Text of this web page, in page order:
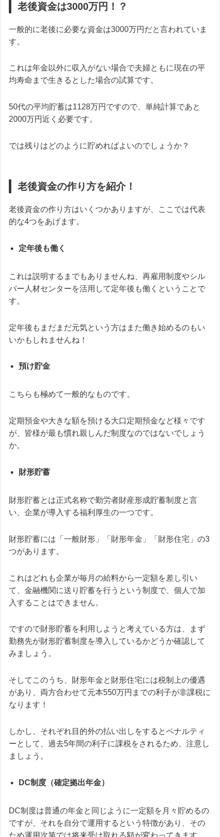
老後資金は3000万円！？
一般的に老後に必要な資金は3000万円だと言われていま
す。
これは年金以外に収入がない場合で夫婦ともに現在の平
均寿命まで生きるとした場合の試算です。
50代の平均貯蓄は1128万円ですので、単純計算であと
2000万円近く必要です。
では残りはどのように貯めればよいのでしょうか？
老後資金の作り方を紹介！
老後資金の作り方はいくつかありますが、ここでは代表
的な4つをあげます。
定年後も働く
これは説明するまでもありませんね、再雇用制度やシル
バー人材センターを活用して定年後も働くということで
す。
定年後もまだまだ元気という方はまた働き始めるのもい
いかもしれませんね！
預け貯金
こちらも極めて一般的なものです。
定期預金や大きな額を預ける大口定期預金など様々です
が、皆様が最も慣れ親しんだ制度なのではないでしょう
か。
財形貯蓄
財形貯蓄とは正式名称で勤労者財産形成貯蓄制度と言
い、企業が導入する福利厚生の一つです。
財形貯蓄には「一般財形」「財形年金」「財形住宅」の3
つがあります。
これはどれも企業が毎月の給料から一定額を差し引い
て、金融機関に送り貯蓄を行うという制度で、個人で加
入することはできません。
ですので財形貯蓄を利用しようと考えている方は、まず
勤務先が財形貯蓄制度を導入しているかどうか確認して
みましょう。
そしてこのうち、財形年金と財形住宅には税制上の優遇
があり、両方合わせて元本550万円までの利子が非課税に
なります！
しかし、それぞれ目的外の払い出しをするとペナルティ
ーとして、過去5年間の利子に課税をされるため、注意し
ましょう。
DC制度（確定拠出年金）
DC制度は普通の年金と同じように一定額を月々貯めるの
ですが、それを自分で運用するという特徴があり、その
ため運用次第では将来受け取れる額が変わってきます。